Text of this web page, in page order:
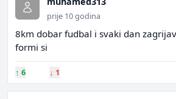
prije 10 godina
8km dobar fudbal i svaki dan
formi si
↑ 6 ↓ 1